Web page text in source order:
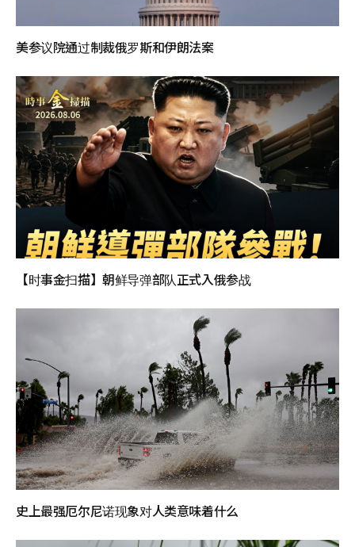
美参议院通过制裁俄罗斯和伊朗法案
【时事金扫描】朝鲜导弹部队正式入俄参战
史上最强厄尔尼诺现象对人类意味着什么